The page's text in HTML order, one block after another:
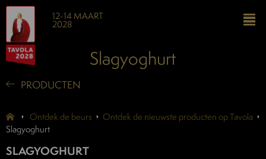
12-14 MAART
2028
Slagyoghurt
PRODUCTEN
Ontdek de beurs
Ontdek de nieuwste producten op Tavola
Slagyoghurt
SLAGYOGHURT